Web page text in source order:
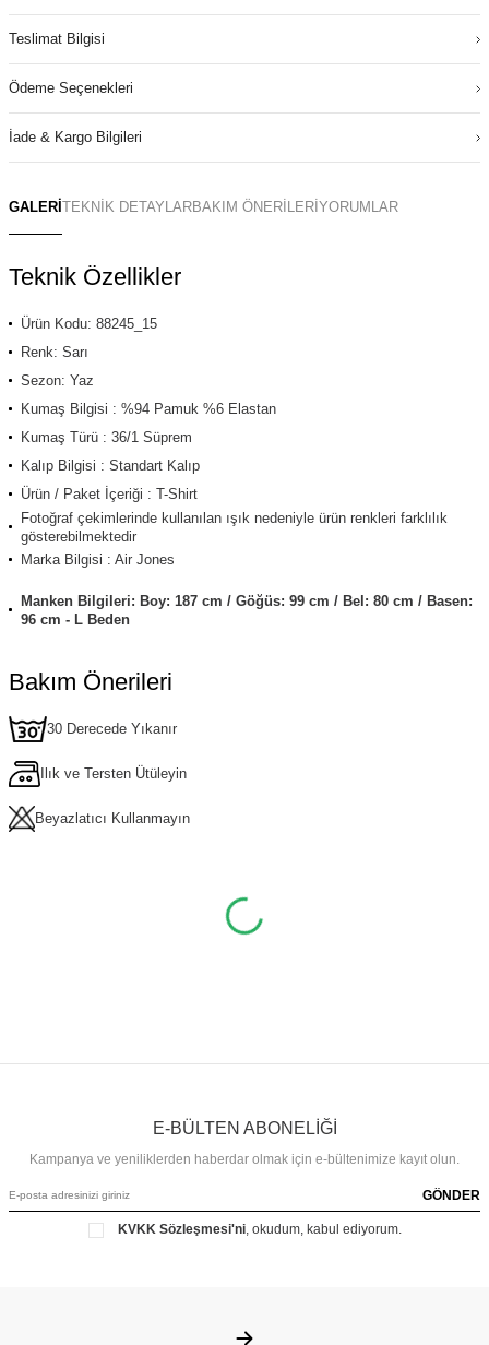
GALERİ TEKNİK DETAYLARBAKIM ÖNERİLERİ YORUMLAR
Teknik Özellikler
Ürün Kodu: 88245_15
Renk: Sarı
Sezon: Yaz
Kumaş Bilgisi : %94 Pamuk %6 Elastan
Kumaş Türü : 36/1 Süprem
Kalıp Bilgisi : Standart Kalıp
Ürün / Paket İçeriği : T-Shirt
Fotoğraf çekimlerinde kullanılan ışık nedeniyle ürün renkleri farklılık
gösterebilmektedir
Marka Bilgisi : Air Jones
Manken Bilgileri: Boy: 187 cm / Göğüs: 99 cm / Bel: 80 cm / Basen:
96 cm - L Beden
Bakım Önerileri
30 Derecede Yıkanır
Ilık ve Tersten Ütüleyin
Beyazlatıcı Kullanmayın
Teslimat Bilgisi
Ödeme Seçenekleri
İade & Kargo Bilgileri
E-BÜLTEN ABONELİĞİ
Kampanya ve yeniliklerden haberdar olmak için e-bültenimize kayıt olun.
GÖNDER
KVKK Sözleşmesi'ni, okudum, kabul ediyorum.